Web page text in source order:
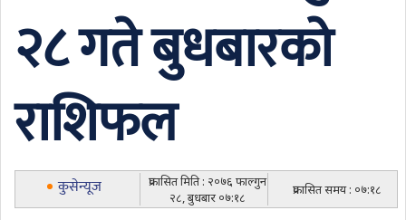
२८ गते बुधबारको
राशिफल
कुसेन्यूज
प्रकासित मिति : २०७६ फाल्गुन
२८, बुधबार ०७:१८
प्रकासित समय : ०७:१८